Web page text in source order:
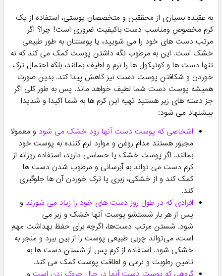
به عقیده بسیاری از محققین و متخصصان پوستی، استفاده از یک
کرم مخصوص ومناسب دست باکیفیت ضروری است! چرا؟ اگر
مرتب دست‌ های خود را می شویید، یا پوستتان به طور طبیعی
خشک است. این به مرطوب نگه داشتن پوست کمک می کند که نه
تنها دست ها و کوتیکول ها را نرم و لطیف بمانند، بلکه احتمال ترک
خوردن و شکافتن پوست دست نیز کاهش پیدا کند. بدین صورت
همیشه پوست دست شما لطیف خواهد ماند. پس به طور کلی اگر
جز دسته های زیر هستید تهیه این کرم ها به شما اکیدا و شدیدا
پیشنهاد می شود:
اشخاصی که پوست دست آنها زود خشک می شود و معمولا
مجبور هستند مدام روغن و موارد نرم کننده به پوست خود
بمالند. اگر پوست خشک یا حساسی دارید، استفاده روزانه از
کرم دست می تواند به آبرسانی و مرطوب شدن دست ها
کمک کند و از خشکی، زبری یا ترک خوردن آن ها جلوگیری
کند.
افرادی که در طول روز دست های خود را زیاد می شورند و
پس از هر بار شستشو پوست آنها خشک و زبر می
شود. شستن مرتب دست‌ها، اگرچه برای حفظ بهداشت مهم
است، می‌تواند چربی طبیعی پوست را از بین ببرد و منجر به
خشکی شود. استفاده از کرم پس از شستن دست ها به
تامین رطوبت و نرمی و لطافت پوست کمک می کند.